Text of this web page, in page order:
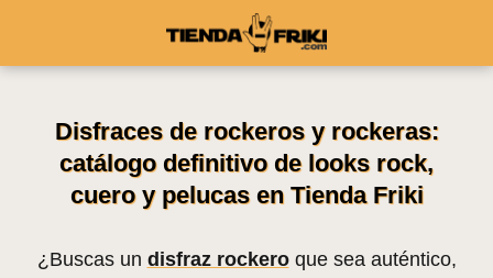
Disfraces de rockeros y rockeras:
catálogo definitivo de looks rock,
cuero y pelucas en Tienda Friki
¿Buscas un disfraz rockeroque sea auténtico,